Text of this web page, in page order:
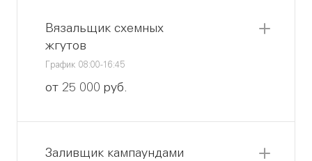
Вязальщик схемных
жгутов
График 08:00-16:45
от 25 000 руб.
Заливщик кампаундами